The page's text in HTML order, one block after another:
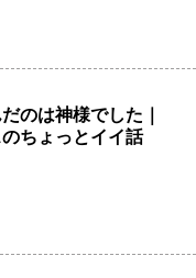
のは神様でした｜
のちょっとイイ話